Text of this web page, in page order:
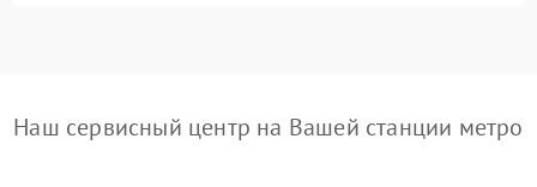
Наш сервисный центр на Вашей станции метро